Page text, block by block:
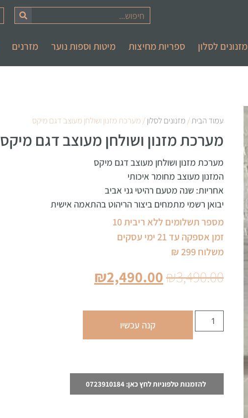
מזנונים לסלון ספריות מחיצות מיטות וספות נוער מזרנים
עמוד הבית/ מזנונים לסלון/ מערכת מזנון ושולחן מעוצב דגם מיקס
מערכת מזנון ושולחן מעוצב דגם מיקס
מערכת מזנון ושולחן מעוצב דגם מיקס
המזנון מעוצב מחומר איכותי
אחריות: שנה מטעם רהיטי גני אביב
יבואן רשמי מתמחים ביצור הריהוט בהתאמה אישית
מספר תשלומים ללא ריבית 10
זמן אספקה עד 21 ימי עסקים
משלוח 299 ₪
₪3,490.00
₪2,490.00
קנה עכשיו
להזמנות טלפוניות לחץ כאן: 0723910184